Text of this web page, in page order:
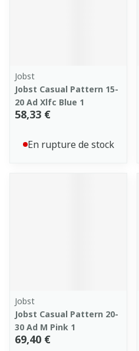
Jobst
Jobst Casual Pattern 15-
20 Ad Xlfc Blue 1
58,33 €
En rupture de stock
Jobst
Jobst Casual Pattern 20-
30 Ad M Pink 1
69,40 €